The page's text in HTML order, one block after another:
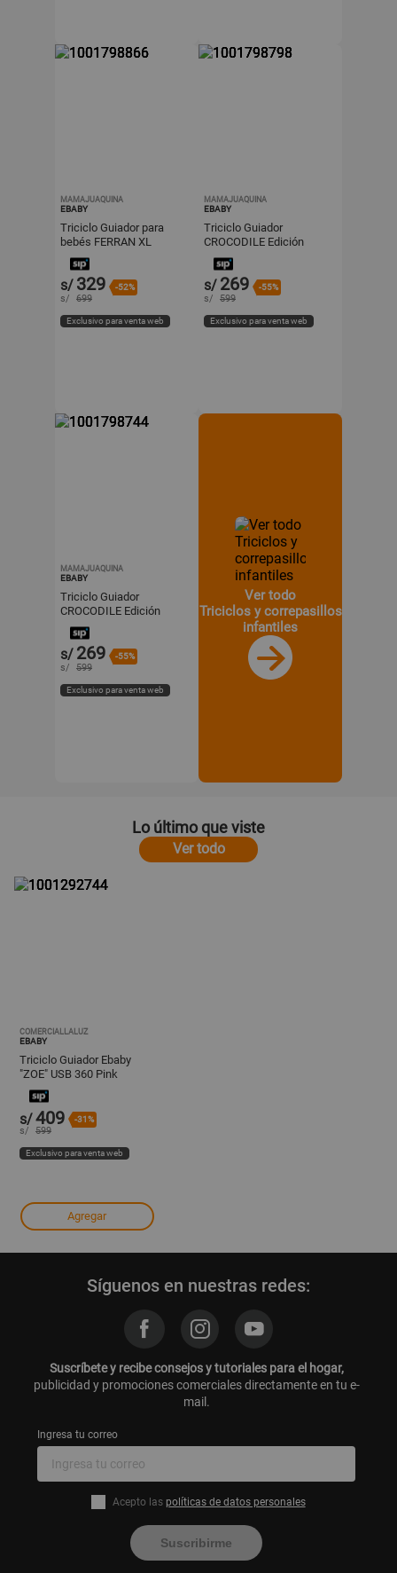
MAMAJUAQUINA
EBABY
Triciclo Guiador para
bebés FERRAN XL
Edición Exclusiva Pink
s/ 329 -52%
s/ 699
Exclusivo para venta web
MAMAJUAQUINA
EBABY
Triciclo Guiador
CROCODILE Edición
Especial Green
s/ 269 -55%
s/ 599
Exclusivo para venta web
MAMAJUAQUINA
EBABY
Triciclo Guiador
CROCODILE Edición
Especial Sky Blue
s/ 269 -55%
s/ 599
Exclusivo para venta web
Ver todo
Triciclos y correpasillos
infantiles
Lo último que viste
Ver todo
COMERCIALLALUZ
EBABY
Triciclo Guiador Ebaby
"ZOE" USB 360 Pink
s/409 -31%
s/ 599
Exclusivo para venta web
Agregar
Síguenos en nuestras redes:
Suscríbete y recibe consejos y tutoriales para el hogar,
publicidad y promociones comerciales directamente en tu e-
mail.
Ingresa tu correo
Acepto las políticas de datos personales
Suscribirme